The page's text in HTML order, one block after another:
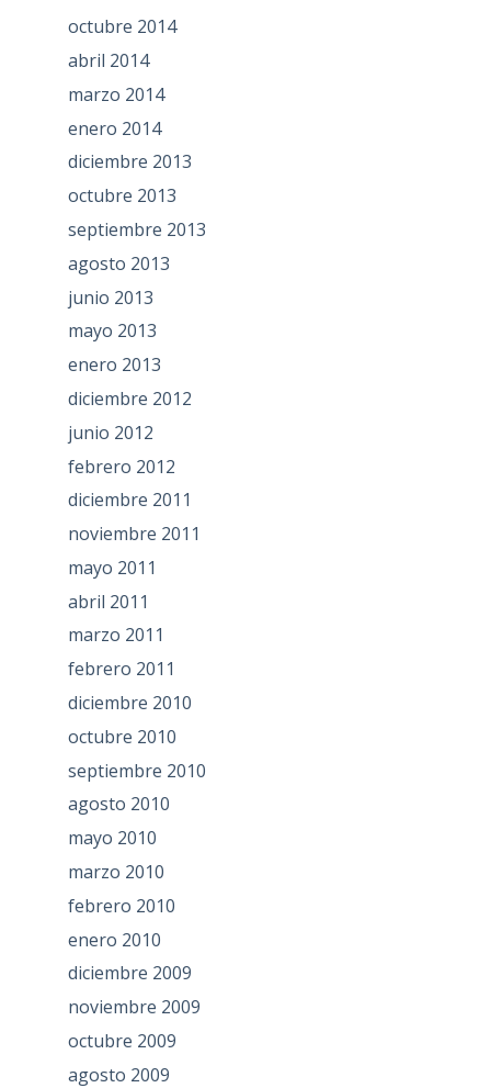
octubre 2014
abril 2014
marzo 2014
enero 2014
diciembre 2013
octubre 2013
septiembre 2013
agosto 2013
junio 2013
mayo 2013
enero 2013
diciembre 2012
junio 2012
febrero 2012
diciembre 2011
noviembre 2011
mayo 2011
abril 2011
marzo 2011
febrero 2011
diciembre 2010
octubre 2010
septiembre 2010
agosto 2010
mayo 2010
marzo 2010
febrero 2010
enero 2010
diciembre 2009
noviembre 2009
octubre 2009
agosto 2009